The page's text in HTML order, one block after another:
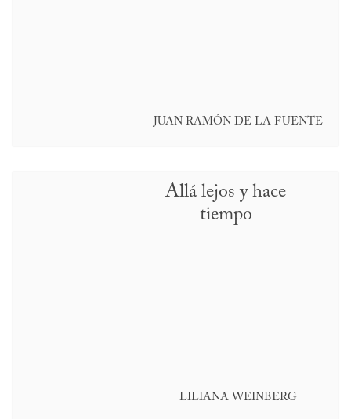
JUAN RAMÓN DE LA FUENTE
Allá lejos y hace
tiempo
LILIANA WEINBERG